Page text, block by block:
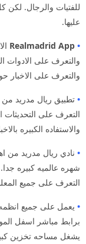
للفتيات والرجال. لكن
عليها.
•
Realmadrid App
والتعرف على الادوات
والتعرف على الاخبار
• تطبيق ريال مدريد من
التعرف على التحديثات
والاستفاده الكبيره
• نادي ريال مدريد من
شهره عالميه كبيره
التعرف على جميع
• يعمل على جميع انظمه
برابط مباشر اسفل
يشغل مساحه تخزين